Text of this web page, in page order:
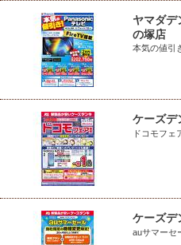
ヤマダ
の塚店
本気の値引
ケーズデ
ドコモフェ
ケーズデ
auサマーセ